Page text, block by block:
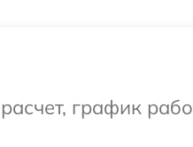
график